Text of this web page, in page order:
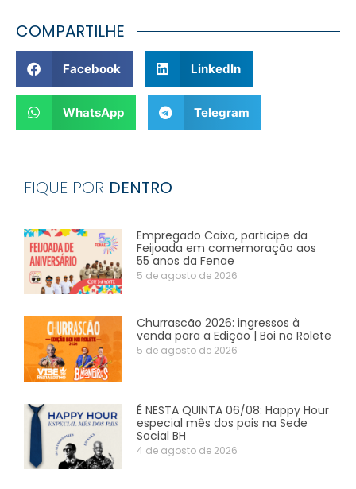
COMPARTILHE
Facebook LinkedIn
WhatsApp Telegram
FIQUE POR DENTRO
Empregado Caixa, participe da
Feijoada em comemoração aos
55 anos da Fenae
5 de agosto de 2026
Churrascão 2026: ingressos à
venda para a Edição | Boi no Rolete
5 de agosto de 2026
É NESTA QUINTA 06/08: Happy Hour
especial mês dos pais na Sede
Social BH
4 de agosto de 2026